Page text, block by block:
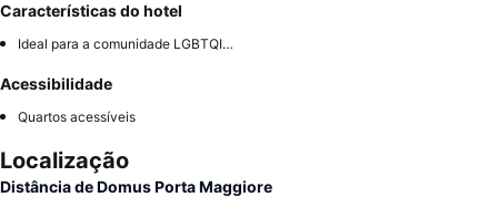
Características do hotel
Ideal para a comunidade LGBTQIA+
Acessibilidade
Quartos acessíveis
Localização
Distância de Domus Porta Maggiore